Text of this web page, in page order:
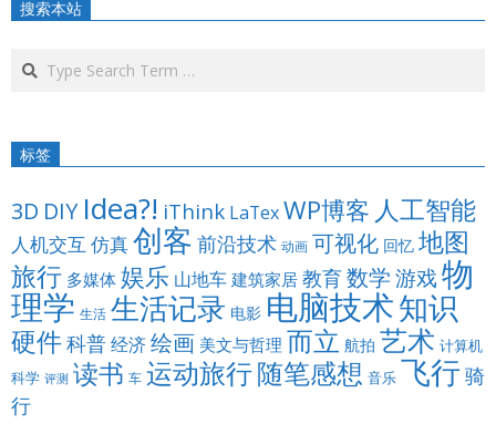
搜索本站
Search
标签
3D DIY Idea?! iThink LaTexWP博客 人工智能
人机交互 仿真创客 前沿技术 动画 可视化 回忆 地图
旅行 多媒体 娱乐 山地车 建筑家居 教育数学 游戏 物
理学 生活 生活记录 电影 电脑技术知识
硬件科普经济绘画 美文与哲理 而立 航拍 艺术 计算机
科学 评测 读书 车 运动旅行随笔感想 音乐 飞行骑
行